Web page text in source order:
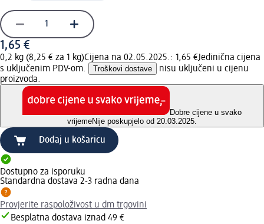
1,65 €
0,2 kg (8,25 € za 1 kg)Cijena na 02.05.2025.: 1,65 €Jedinična cijena
s uključenim PDV-om.
Troškovi dostave
nisu uključeni u cijenu
proizvoda.
Dobre cijene u svako
vrijemeNije poskupjelo od 20.03.2025.
Dodaj u košaricu
Dostupno za isporuku
Standardna dostava 2-3 radna dana
Provjerite raspoloživost u dm trgovini
Besplatna dostava iznad 49 €